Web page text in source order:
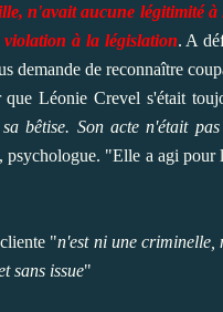
n'avait aucune légitimité
violation à la législation. A
demande de reconnaître
Léonie Crevel s'était
bêtise. Son acte n'était
psychologue. "Elle a agi pour
"n'est ni une criminelle,
sans issue"